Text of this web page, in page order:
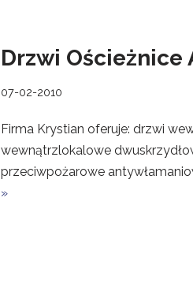
Drzwi Ościeżnice
07-02-2010
Firma Krystian oferuje: drzwi
wewnątrzlokalowe
przeciwpożarowe
»